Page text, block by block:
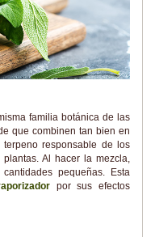
familia botánica de las
que combinen tan bien en
responsable de los
Al hacer la mezcla,
pequeñas. Esta
por sus efectos